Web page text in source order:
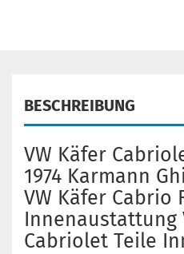
BESCHREIBUNG
VW Käfer
1974 Karmann
VW Käfer Cabrio
Innenaustattung
Cabriolet Teile